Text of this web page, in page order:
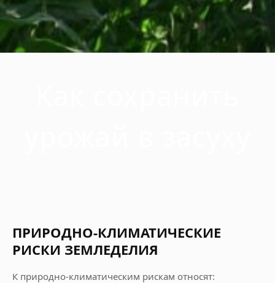
ПРИРОДНО-КЛИМАТИЧЕСКИЕ
РИСКИ ЗЕМЛЕДЕЛИЯ
К природно-климатическим рискам относят: